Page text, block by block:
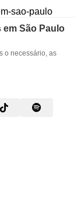
São Paulo
o necessário, as